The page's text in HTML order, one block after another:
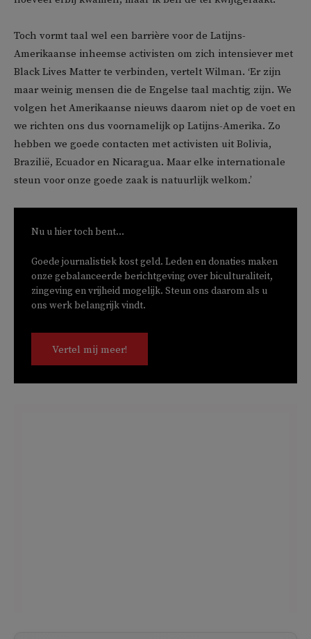
Toch vormt taal wel een barrière voor de Latijns-
Amerikaanse inheemse activisten om zich intensiever met
Black Lives Matter te verbinden, vertelt Wilman. ‘Er zijn
maar weinig mensen die de Engelse taal machtig zijn. We
volgen het Amerikaanse nieuws daarom niet op de voet en
we richten ons dus voornamelijk op Latijns-Amerika. Zo
hebben we goede contacten met activisten uit Bolivia,
Brazilië, Ecuador en Nicaragua. Maar elke internationale
steun voor onze goede zaak is natuurlijk welkom.’
Nu u hier toch bent...
Goede journalistiek kost geld. Leden en donaties maken
onze gebalanceerde berichtgeving over biculturaliteit,
zingeving en vrijheid mogelijk. Steun ons daarom als u
ons werk belangrijk vindt.
Vertel mij meer!